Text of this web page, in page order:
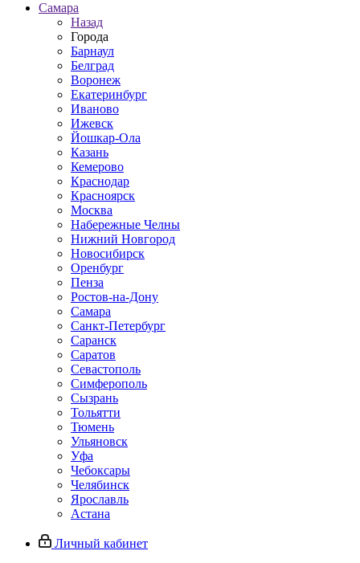
Самара
Назад
Города
Барнаул
Белград
Воронеж
Екатеринбург
Иваново
Ижевск
Йошкар-Ола
Казань
Кемерово
Краснодар
Красноярск
Москва
Набережные Челны
Нижний Новгород
Новосибирск
Оренбург
Пенза
Ростов-на-Дону
Самара
Санкт-Петербург
Саранск
Саратов
Севастополь
Симферополь
Сызрань
Тольятти
Тюмень
Ульяновск
Уфа
Чебоксары
Челябинск
Ярославль
Астана
Личный кабинет